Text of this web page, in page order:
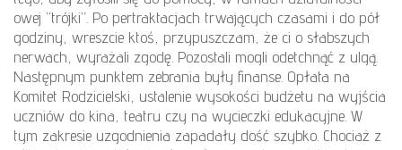
owej “trójki”. Po pertraktacjach trwających czasami i do pół
godziny, wreszcie ktoś, przypuszczam, że ci o słabszych
nerwach, wyrażali zgodę. Pozostali mogli odetchnąć z ulgą.
Następnym punktem zebrania były finanse. Opłata na
Komitet Rodzicielski, ustalenie wysokości budżetu na wyjścia
uczniów do kina, teatru czy na wycieczki edukacyjne. W
tym zakresie uzgodnienia zapadały dość szybko. Chociaż z